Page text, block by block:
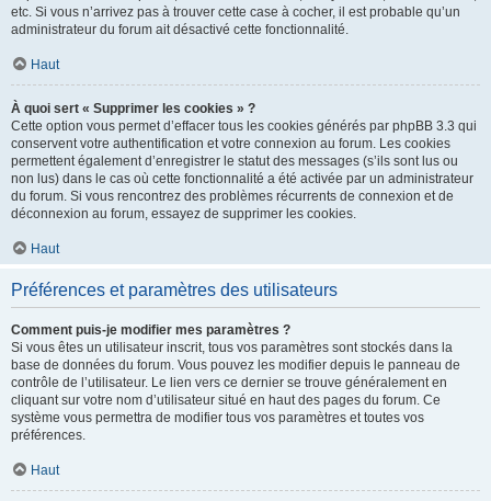
etc. Si vous n’arrivez pas à trouver cette case à cocher, il est probable qu’un
administrateur du forum ait désactivé cette fonctionnalité.
Haut
À quoi sert « Supprimer les cookies » ?
Cette option vous permet d’effacer tous les cookies générés par phpBB 3.3 qui
conservent votre authentification et votre connexion au forum. Les cookies
permettent également d’enregistrer le statut des messages (s’ils sont lus ou
non lus) dans le cas où cette fonctionnalité a été activée par un administrateur
du forum. Si vous rencontrez des problèmes récurrents de connexion et de
déconnexion au forum, essayez de supprimer les cookies.
Haut
Préférences et paramètres des utilisateurs
Comment puis-je modifier mes paramètres ?
Si vous êtes un utilisateur inscrit, tous vos paramètres sont stockés dans la
base de données du forum. Vous pouvez les modifier depuis le panneau de
contrôle de l’utilisateur. Le lien vers ce dernier se trouve généralement en
cliquant sur votre nom d’utilisateur situé en haut des pages du forum. Ce
système vous permettra de modifier tous vos paramètres et toutes vos
préférences.
Haut